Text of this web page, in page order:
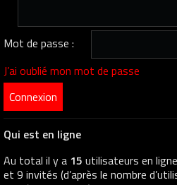
Mot de passe :
J’ai oublié mon mot de passe
Qui est en ligne
Au total il y a 15 utilisateurs en
et 9 invités (d’après le nombre